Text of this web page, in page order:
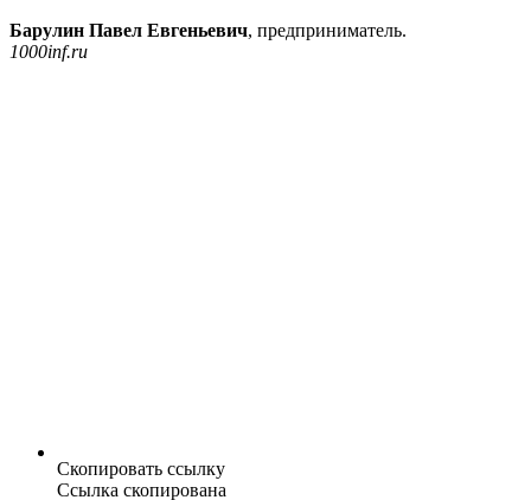
Барулин Павел Евгеньевич, предприниматель.
1000inf.ru
Скопировать ссылку
Ссылка скопирована